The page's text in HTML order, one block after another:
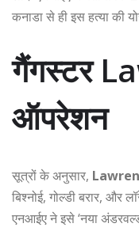
कनाडा से ही इस हत्या की
गैंगस्टर
ऑपरेशन
सूत्रों के अनुसार,
बिश्नोई, गोल्डी बरार, और
एनआईए ने इसे ‘नया